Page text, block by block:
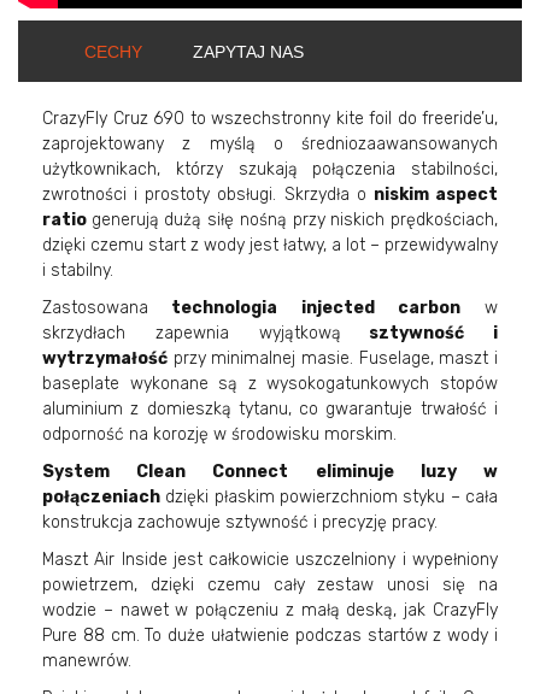
CECHY ZAPYTAJ NAS
CrazyFly Cruz 690 to wszechstronny kite foil do freeride’u,
zaprojektowany z myślą o średniozaawansowanych
użytkownikach, którzy szukają połączenia stabilności,
zwrotności i prostoty obsługi. Skrzydła o niskim aspect
ratio generują dużą siłę nośną przy niskich prędkościach,
dzięki czemu start z wody jest łatwy, a lot – przewidywalny
i stabilny.
Zastosowana technologia injected carbonw
skrzydłach zapewnia wyjątkową sztywność i
wytrzymałość przy minimalnej masie. Fuselage, maszt i
baseplate wykonane są z wysokogatunkowych stopów
aluminium z domieszką tytanu, co gwarantuje trwałość i
odporność na korozję w środowisku morskim.
System Clean Connect eliminuje luzy w
połączeniach dzięki płaskim powierzchniom styku – cała
konstrukcja zachowuje sztywność i precyzję pracy.
Maszt Air Inside jest całkowicie uszczelniony i wypełniony
powietrzem, dzięki czemu cały zestaw unosi się na
wodzie – nawet w połączeniu z małą deską, jak CrazyFly
Pure 88 cm. To duże ułatwienie podczas startów z wody i
manewrów.